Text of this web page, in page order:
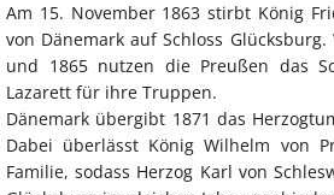
Am 15. November 1863 stirbt König
von Dänemark auf Schloss
und 1865 nutzen die Preußen das
Lazarett für ihre Truppen.
Dänemark übergibt 1871 das
Dabei überlässt König Wilhelm von
Familie, sodass Herzog Karl von